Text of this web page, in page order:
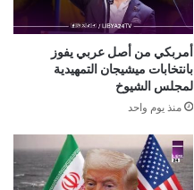
أمربكي من أصل عربي يفوز
بانتخابات ميشيجان التمهيدية
لمجلس الشيوخ
منذ يوم واحد